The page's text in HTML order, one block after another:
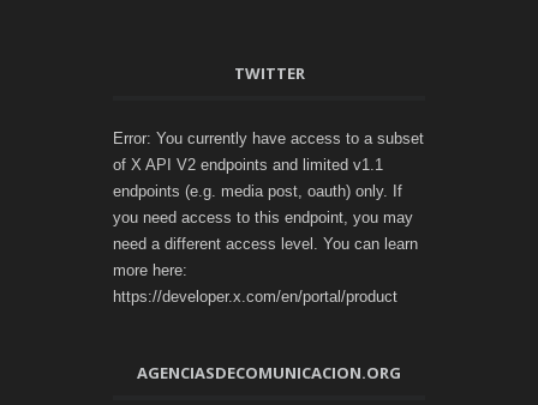
TWITTER
Error: You currently have access to a subset
of X API V2 endpoints and limited v1.1
endpoints (e.g. media post, oauth) only. If
you need access to this endpoint, you may
need a different access level. You can learn
more here:
https://developer.x.com/en/portal/product
AGENCIASDECOMUNICACION.ORG